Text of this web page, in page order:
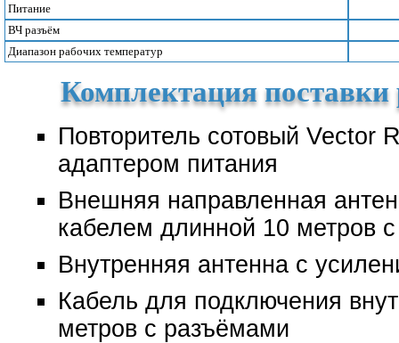
Питание
ВЧ разъём
Диапазон рабочих температур
Комплектация поставки
Повторитель сотовый Vector
адаптером питания
Внешняя направленная
кабелем длинной 10 метров
Внутренняя антенна с
Кабель для подключения
метров с разъёмами